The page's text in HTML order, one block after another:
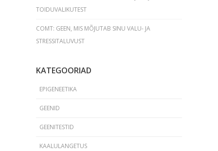
TOIDUVALIKUTEST
COMT: GEEN, MIS MÕJUTAB SINU VALU- JA
STRESSITALUVUST
KATEGOORIAD
EPIGENEETIKA
GEENID
GEENITESTID
KAALULANGETUS